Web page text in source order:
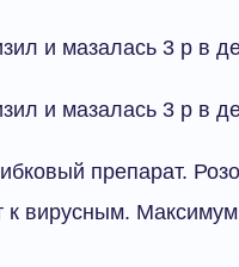
и мазалась 3 р в
и мазалась 3 р в
препарат.
к вирусным.